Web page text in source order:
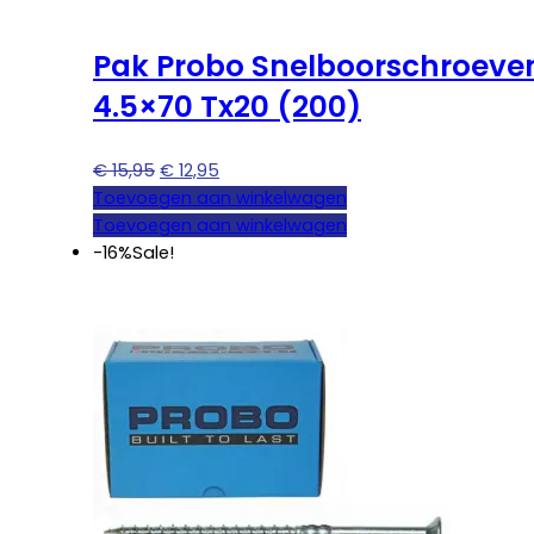
Pak Probo
4.5×70 Tx20 (200)
€15,95 Oorspronkelijke
prijs
was:
€ 15,95.
€ 12,95
prijs
is:
Toevoegen aan winkelwagen
Toevoegen aan winkelwagen
-16%Sale!